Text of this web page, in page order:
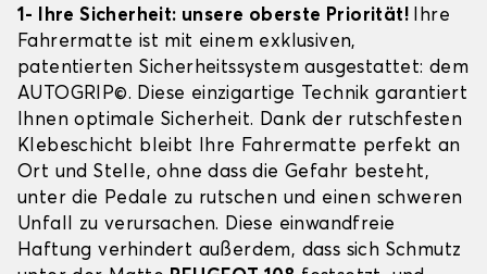
1- Ihre Sicherheit: unsere oberste Priorität! Ihre
Fahrermatte ist mit einem exklusiven,
patentierten Sicherheitssystem ausgestattet: dem
AUTOGRIP©. Diese einzigartige Technik garantiert
Ihnen optimale Sicherheit. Dank der rutschfesten
Klebeschicht bleibt Ihre Fahrermatte perfekt an
Ort und Stelle, ohne dass die Gefahr besteht,
unter die Pedale zu rutschen und einen schweren
Unfall zu verursachen. Diese einwandfreie
Haftung verhindert außerdem, dass sich Schmutz